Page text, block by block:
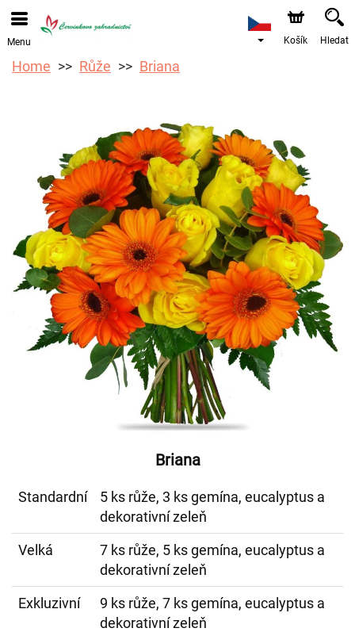
Menu Košík Hledat
Home Růže Briana
Briana
Standardní
5 ks růže, 3 ks gemína, eucalyptus a
dekorativní zeleň
Velká
7 ks růže, 5 ks gemína, eucalyptus a
dekorativní zeleň
Exkluzivní
9 ks růže, 7 ks gemína, eucalyptus a
dekorativní zeleň